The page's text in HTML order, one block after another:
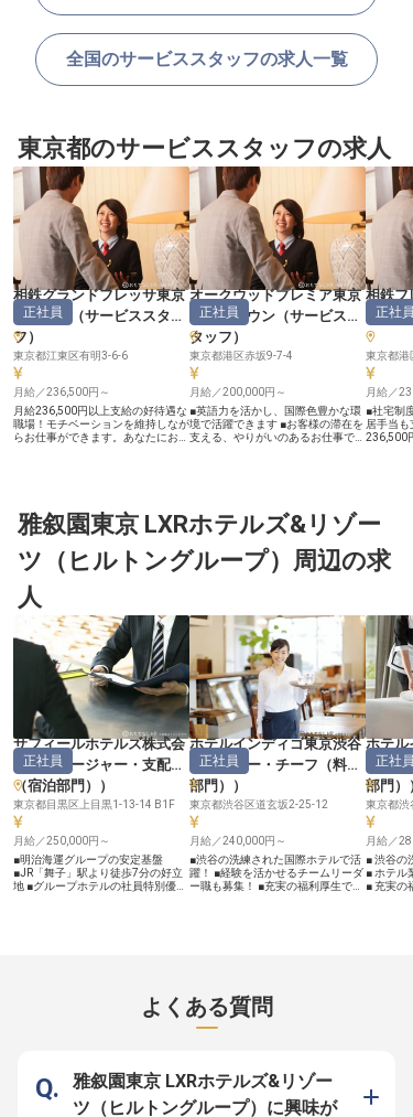
全国のサービススタッフの求人一覧
東京都のサービススタッフの求人
相鉄グランドフレッサ東京
ベイ有明
（サービススタッ
フ ）
正社員
東京都江東区有明3-6-6
月給／236,500円～
月給236,500円以上支給の好待遇な
職場！モチベーションを維持しなが
らお仕事ができます。あなたにお任
所にあるホテル。最大324名収容可
能な会議室を備え、セミナーや会
ご利用いただいています。※この求
人は2024年1月18日時点の情報で
オークウッドプレミア東京
ミッドタウン （サービスス
タッフ ）
正社員
東京都港区赤坂9-7-4
月給／200,000円～
■英語力を活かし、国際色豊かな環
境で活躍できます ■お客様の滞在を
支える、やりがいのあるお仕事です
ご要望に耳を傾け、快適な滞在をサ
ポートするのが私たちの使命です。
ん、タクシーの手配や観光プランの
ご提案、レストラン予約など、お客
思い出となるでしょう。 心からの
おもてなしで、お客様の笑顔を引き
出してください。 ーー【成長を実
感できる、充実したキャリアパス】
接客経験と英語力を存分に活かせる
環境で、あなたのスキルをさらに磨
きませんか。 日々の業務を通じ
て、お客様対応力や問題解決能力が
向上し、自身の成長を実感できま
す。 また、ハロウィンやクリスマ
スなどのイベント企画にも携わる機
会があり、創造性を発揮することも
可能です。 産休・育休制度の取得
実績もあり、ライフステージの変化
にも柔軟に対応しながら、安心して
長くキャリアを築ける職場です。
※2026年03月06日時点の情報です
相鉄フ
谷口（
正社員
東京都港
月給／
■社宅制
居手当も
236,500
様の笑顔
キルを磨
ましょう。 ーー【安心して長
ける環境
は、社
う、充実
制を整え
手当で新
引制度や
営のプロ
リアを築
し、お
雅叙園東京 LXRホテルズ&リゾー
ツ（ヒルトングループ）周辺の求
人
サフィールホテルズ株式会
社（マネージャー・支配人
（宿泊部門）
）
正社員
東京都目黒区上目黒1-13-14 B1F
月給／250,000円～
■明治海運グループの安定基盤
■JR「舞子」駅より徒歩7分の好立
地 ■グループホテルの社員特別優待
客対応から配膳、売上・在庫管理ま
で、ホテルサービスの要となるポジ
る職場です。あなたの「おもてなし
の心」を最大限に発揮してみません
ャリアを広げる】 サービスマネー
ホテルインディゴ東京渋谷
（リーダー・チーフ（料飲
部門）
）
正社員
東京都渋谷区道玄坂2-25-12
月給／240,000円～
■渋谷の洗練された国際ホテルで活
躍！ ■経験を活かせるチームリーダ
ー職も募集！ ■充実の福利厚生で安
ンサービスでは、お食事を通じて心
に残る体験を提供する大切な役割を
担っていただきます。チームリーダ
ームの成長を同時に実現する、やり
がいに満ちたポジションです！ 一
流のおもてなしの心で、特別な時間
を創り出しませんか？ ーー【成長
ホテル
（リー
部門）
正社員
東京都渋
月給／
■ 渋谷の
■ ホテル
■ 充実の
しの心を
よくある質問
雅叙園東京 LXRホテルズ&リゾー
ツ（ヒルトングループ）に興味が